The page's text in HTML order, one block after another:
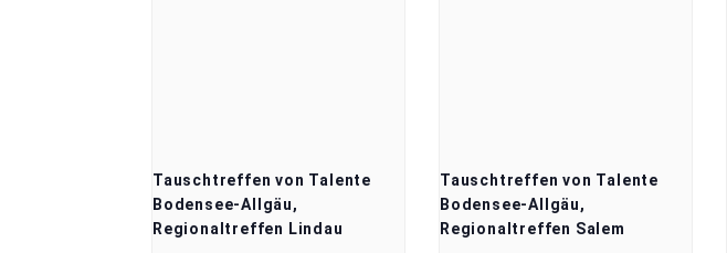
Tauschtreffen von Talente
Bodensee-Allgäu,
Regionaltreffen Lindau
Tauschtreffen von Talente
Bodensee-Allgäu,
Regionaltreffen Salem